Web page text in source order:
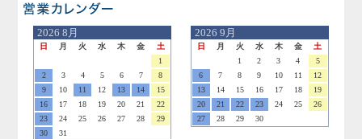
2026 8月
日 月 火 水 木 金
土
1
2
3 4 5 6 7
8
9
10 11 12 13 14
15
16
17 18 19 20 21
22
23
24 25 26 27 28
29
30
31
2026 9月
日 月 火 水 木 金
土
1
2 3 4
5
6
7 8 9 10 11
12
13
14 15 16 17 18
19
20
21 22 23 24 25
26
27
28 29 30